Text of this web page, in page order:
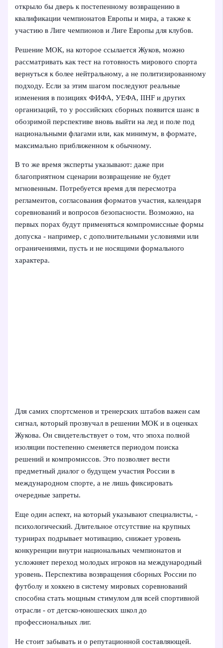
открыло бы дверь к постепенному возвращению в
квалификации чемпионатов Европы и мира, а также к
участию в Лиге чемпионов и Лиге Европы для клубов.
Решение МОК, на которое ссылается Жуков, можно
рассматривать как тест на готовность мирового спорта
вернуться к более нейтральному, а не политизированному
подходу. Если за этим шагом последуют реальные
изменения в позициях ФИФА, УЕФА, IIHF и других
организаций, то у российских сборных появится шанс в
обозримой перспективе вновь выйти на лед и поле под
национальными флагами или, как минимум, в формате,
максимально приближенном к обычному.
В то же время эксперты указывают: даже при
благоприятном сценарии возвращение не будет
мгновенным. Потребуется время для пересмотра
регламентов, согласования форматов участия, календаря
соревнований и вопросов безопасности. Возможно, на
первых порах будут применяться компромиссные формы
допуска - например, с дополнительными условиями или
ограничениями, пусть и не носящими формального
характера.
Для самих спортсменов и тренерских штабов важен сам
сигнал, который прозвучал в решении МОК и в оценках
Жукова. Он свидетельствует о том, что эпоха полной
изоляции постепенно сменяется периодом поиска
решений и компромиссов. Это позволяет вести
предметный диалог о будущем участия России в
международном спорте, а не лишь фиксировать
очередные запреты.
Еще один аспект, на который указывают специалисты, -
психологический. Длительное отсутствие на крупных
турнирах подрывает мотивацию, снижает уровень
конкуренции внутри национальных чемпионатов и
усложняет переход молодых игроков на международный
уровень. Перспектива возвращения сборных России по
футболу и хоккею в систему мировых соревнований
способна стать мощным стимулом для всей спортивной
отрасли - от детско-юношеских школ до
профессиональных лиг.
Не стоит забывать и о репутационной составляющей.